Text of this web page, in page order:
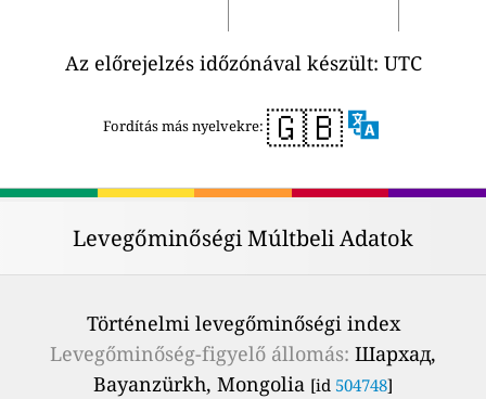
Az előrejelzés időzónával készült: UTC
Fordítás más nyelvekre: 🇬🇧
Levegőminőségi Múltbeli Adatok
Történelmi levegőminőségi index
Levegőminőség-figyelő állomás: Шархад,
Bayanzürkh, Mongolia [id 504748]